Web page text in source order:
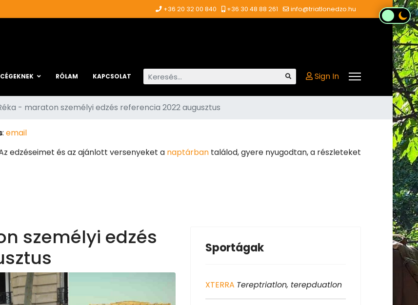
+36 20 32 00 840 +36 30 48 88 261 info@triatlonedzo.hu
CÉGEKNEK RÓLAM KAPCSOLAT Keresés... Sign In
- maraton személyi edzés referencia 2022 augusztus
: email
edzéseimet és az ajánlott versenyeket a naptárban találod, gyere nyugodtan, a részleteket
személyi edzés
Sportágak
XTERRA Tereptriatlon, terepduatlon